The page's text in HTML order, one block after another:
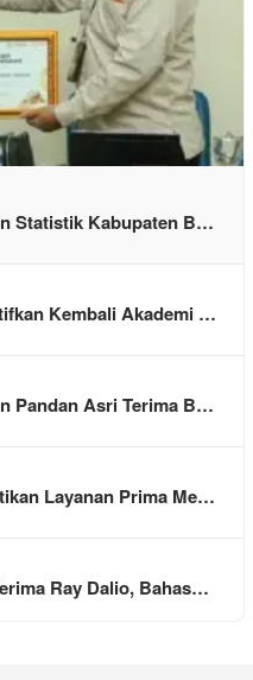
Statistik Kabupaten B…
Kembali Akademi …
Pandan Asri Terima B…
Layanan Prima Me…
Ray Dalio, Bahas…